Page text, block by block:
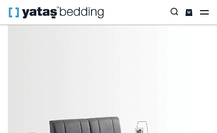
Anasayfa Baza & Başlık Tüm Setler Baza & Başlık Set Black